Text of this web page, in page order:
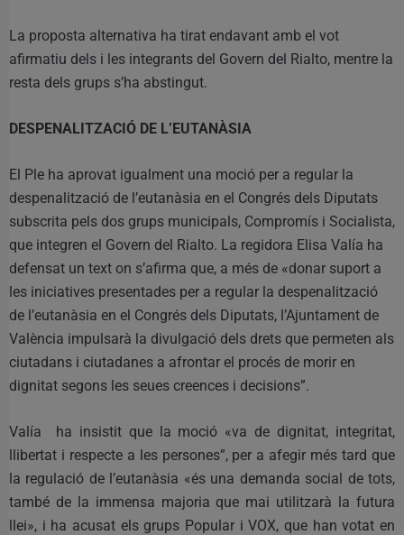
La proposta alternativa ha tirat endavant amb el vot
afirmatiu dels i les integrants del Govern del Rialto, mentre la
resta dels grups s’ha abstingut.
DESPENALITZACIÓ DE L’EUTANÀSIA
El Ple ha aprovat igualment una moció per a regular la
despenalització de l’eutanàsia en el Congrés dels Diputats
subscrita pels dos grups municipals, Compromís i Socialista,
que integren el Govern del Rialto. La regidora Elisa Valía ha
defensat un text on s’afirma que, a més de «donar suport a
les iniciatives presentades per a regular la despenalització
de l’eutanàsia en el Congrés dels Diputats, l’Ajuntament de
València impulsarà la divulgació dels drets que permeten als
ciutadans i ciutadanes a afrontar el procés de morir en
dignitat segons les seues creences i decisions”.
Valía ha insistit que la moció «va de dignitat, integritat,
llibertat i respecte a les persones”, per a afegir més tard que
la regulació de l’eutanàsia «és una demanda social de tots,
també de la immensa majoria que mai utilitzarà la futura
llei», i ha acusat els grups Popular i VOX, que han votat en